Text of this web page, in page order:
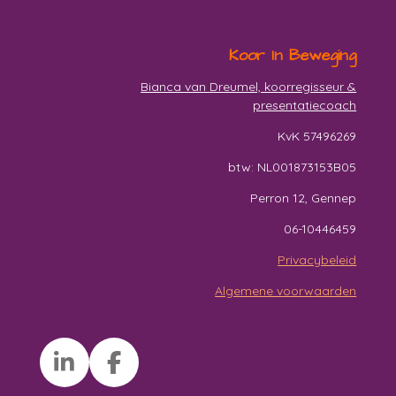
Koor In Beweging
Bianca van Dreumel, koorregisseur &
presentatiecoach
KvK 57496269
btw: NL001873153B05
Perron 12, Gennep
06-10446459
Privacybeleid
Algemene voorwaarden
L
F